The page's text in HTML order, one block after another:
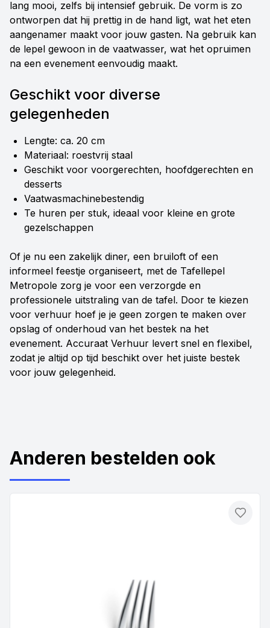
lang mooi, zelfs bij intensief gebruik. De vorm is zo
ontworpen dat hij prettig in de hand ligt, wat het eten
aangenamer maakt voor jouw gasten. Na gebruik kan
de lepel gewoon in de vaatwasser, wat het opruimen
na een evenement eenvoudig maakt.
Geschikt voor diverse
gelegenheden
Lengte: ca. 20 cm
Materiaal: roestvrij staal
Geschikt voor voorgerechten, hoofdgerechten en
desserts
Vaatwasmachinebestendig
Te huren per stuk, ideaal voor kleine en grote
gezelschappen
Of je nu een zakelijk diner, een bruiloft of een
informeel feestje organiseert, met de Tafellepel
Metropole zorg je voor een verzorgde en
professionele uitstraling van de tafel. Door te kiezen
voor verhuur hoef je je geen zorgen te maken over
opslag of onderhoud van het bestek na het
evenement. Accuraat Verhuur levert snel en flexibel,
zodat je altijd op tijd beschikt over het juiste bestek
voor jouw gelegenheid.
Anderen bestelden ook